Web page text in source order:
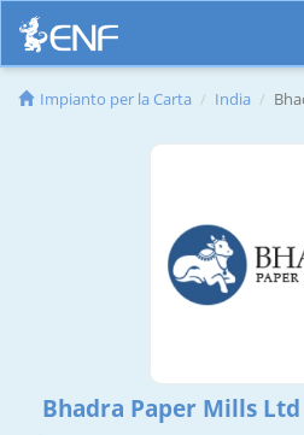
Impianto per la Carta India
Bhadra Paper Mills Ltd